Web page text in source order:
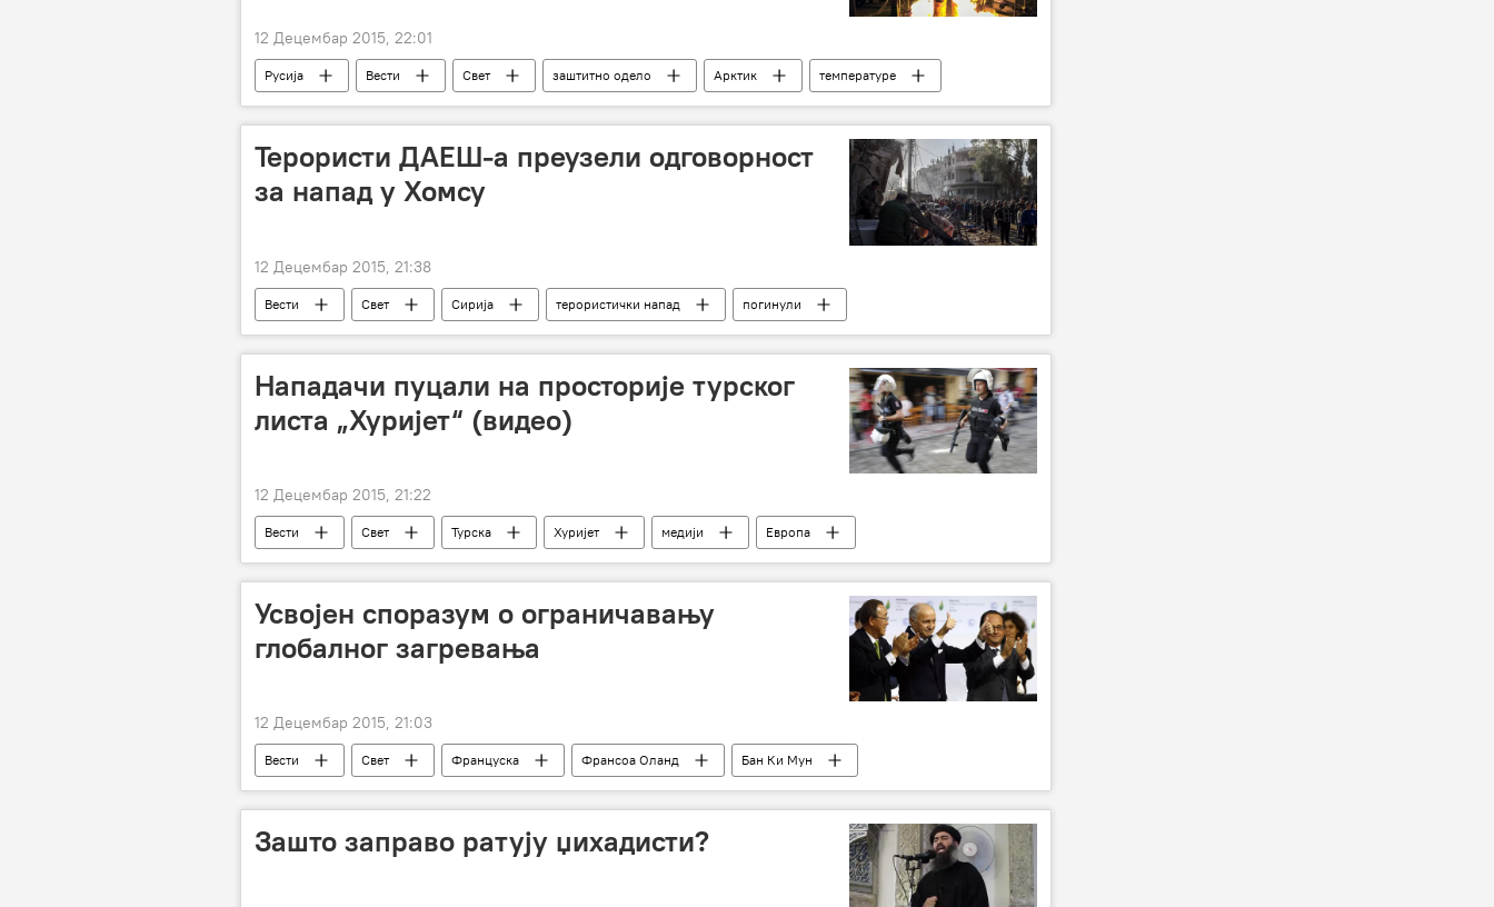
12 Децембар 2015, 22:01
Русија Вести Свет заштитно одело Арктик температуре
Терористи ДАЕШ-а преузели одговорност
за напад у Хомсу
12 Децембар 2015, 21:38
Вести Свет Сирија терористички напад
погинули
одговорност
ДАЕШ
Нападачи пуцали на просторије турског
листа „Хуријет“ (видео)
12 Децембар 2015, 21:22
Вести Свет Турска Хуријет медији Европа
Усвојен споразум о ограничавању
глобалног загревања
12 Децембар 2015, 21:03
Вести Свет Француска Франсоа Оланд
Бан Ки Мун
Сергеј Донској
Лоран Фабијус споразум усвајање Самит о клими
Зашто заправо ратују џихадисти?